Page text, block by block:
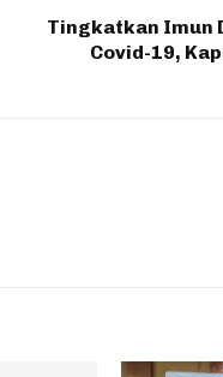
Tingkatkan Imun
Covid-19,